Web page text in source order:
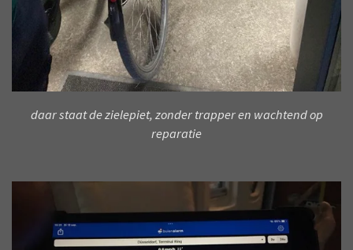
daar staat de zielepiet, zonder trapper en wachtend op
reparatie